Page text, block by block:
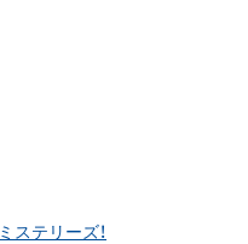
ステリーズ！